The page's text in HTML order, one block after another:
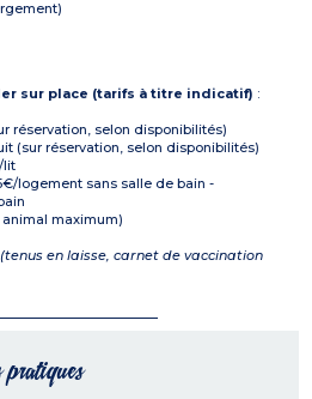
sur place (tarifs à titre indicatif) :
réservation, selon disponibilités)
(sur réservation, selon disponibilités)
lit
logement sans salle de bain -
animal maximum)
en laisse, carnet de vaccination